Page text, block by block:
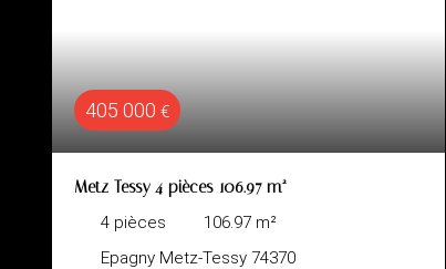
POISY calme et vue